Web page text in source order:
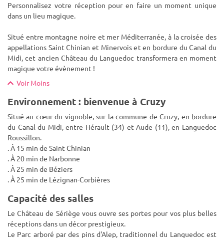
Personnalisez votre réception pour en faire un moment unique
dans un lieu magique.
Situé entre montagne noire et mer Méditerranée, à la croisée des
appellations Saint Chinian et Minervois et en bordure du Canal du
Midi, cet ancien Château du Languedoc transformera en moment
magique votre évènement !
Voir Moins
Environnement : bienvenue à Cruzy
Situé au cœur du vignoble, sur la commune de Cruzy, en bordure
du Canal du Midi, entre Hérault (34) et Aude (11), en Languedoc
Roussillon.
. À 15 min de Saint Chinian
. À 20 min de Narbonne
. À 25 min de Béziers
. À 25 min de Lézignan-Corbières
Capacité des salles
Le Château de Sériège vous ouvre ses portes pour vos plus belles
réceptions dans un décor prestigieux.
Le Parc arboré par des pins d'Alep, traditionnel du Languedoc est